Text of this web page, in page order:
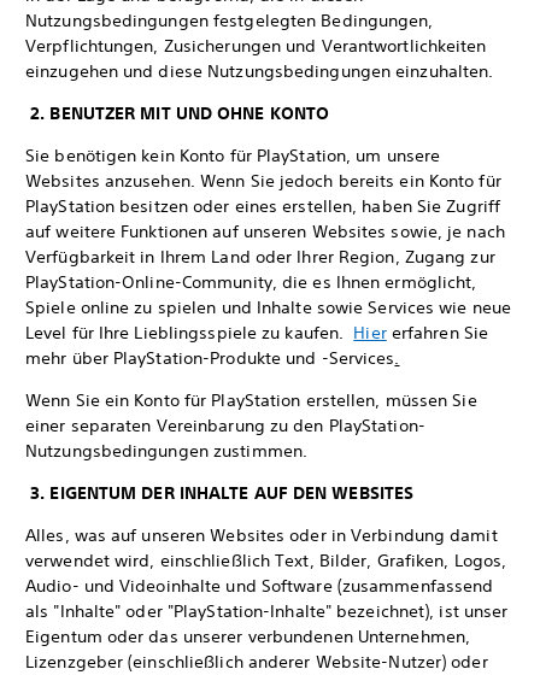
Nutzungsbedingungen festgelegten Bedingungen,
Verpflichtungen, Zusicherungen und Verantwortlichkeiten
einzugehen und diese Nutzungsbedingungen einzuhalten.
2. BENUTZER MIT UND OHNE KONTO
Sie benötigen kein Konto für PlayStation, um unsere
Websites anzusehen. Wenn Sie jedoch bereits ein Konto für
PlayStation besitzen oder eines erstellen, haben Sie Zugriff
auf weitere Funktionen auf unseren Websites sowie, je nach
Verfügbarkeit in Ihrem Land oder Ihrer Region, Zugang zur
PlayStation-Online-Community, die es Ihnen ermöglicht,
Spiele online zu spielen und Inhalte sowie Services wie neue
Level für Ihre Lieblingsspiele zu kaufen. Hiererfahren Sie
mehr über PlayStation-Produkte und -Services.
Wenn Sie ein Konto für PlayStation erstellen, müssen Sie
einer separaten Vereinbarung zu den PlayStation-
Nutzungsbedingungen zustimmen.
3. EIGENTUM DER INHALTE AUF DEN WEBSITES
Alles, was auf unseren Websites oder in Verbindung damit
verwendet wird, einschließlich Text, Bilder, Grafiken, Logos,
Audio- und Videoinhalte und Software (zusammenfassend
als "Inhalte" oder "PlayStation-Inhalte" bezeichnet), ist unser
Eigentum oder das unserer verbundenen Unternehmen,
Lizenzgeber (einschließlich anderer Website-Nutzer) oder